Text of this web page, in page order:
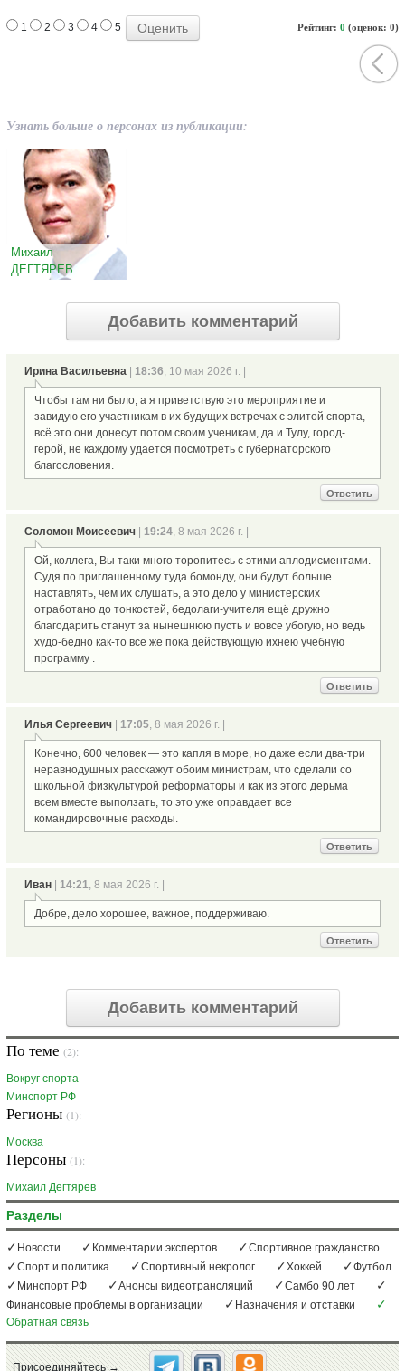
Рейтинг: 0 (оценок: 0)
1 2 3 4 5
Узнать больше о персонах из публикации:
Михаил
ДЕГТЯРЕВ
Добавить комментарий
Ирина Васильевна 18:36, 10 мая 2026 г. |
Чтобы там ни было, а я приветствую это мероприятие и
завидую его участникам в их будущих встречах с элитой спорта,
всё это они донесут потом своим ученикам, да и Тулу, город-
герой, не каждому удается посмотреть с губернаторского
благословения.
Ответить
Соломон Моисеевич 19:24, 8 мая 2026 г. |
Ой, коллега, Вы таки много торопитесь с этими аплодисментами.
Судя по приглашенному туда бомонду, они будут больше
наставлять, чем их слушать, а это дело у министерских
отработано до тонкостей, бедолаги-учителя ещё дружно
благодарить станут за нынешнюю пусть и вовсе убогую, но ведь
худо-бедно как-то все же пока действующую ихнею учебную
программу .
Ответить
Илья Сергеевич | 17:05 , 8 мая 2026 г. |
Конечно, 600 человек — это капля в море, но даже если два-три
неравнодушных расскажут обоим министрам, что сделали со
школьной физкультурой реформаторы и как из этого дерьма
всем вместе выползать, то это уже оправдает все
командировочные расходы.
Ответить
Иван | 14:21 , 8 мая 2026 г. |
Добре, дело хорошее, важное, поддерживаю.
Ответить
Добавить комментарий
По теме (2):
Вокруг спорта
Минспорт РФ
Регионы (1):
Москва
Персоны (1):
Михаил Дегтярев
Разделы
Новости Комментарии экспертов
Спортивное гражданство
Спорт и политика
Спортивный некролог Хоккей
Футбол
Минспорт РФ
Анонсы видеотрансляций
Самбо 90 лет
Финансовые проблемы в организации
Назначения и отставки
Обратная связь
Присоединяйтесь →